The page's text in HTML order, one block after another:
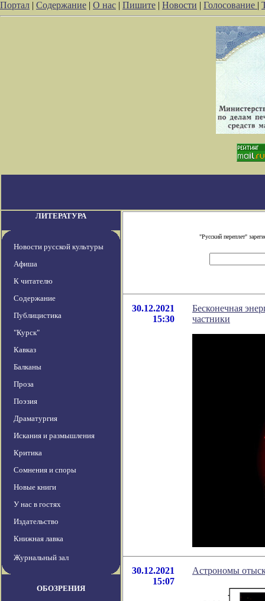
Портал | Содержание | О нас | Пишите | Новости | Голосование |
ЛИТЕРАТУРА
Новости русской культуры
Афиша
К читателю
Содержание
Публицистика
"Курск"
Кавказ
Балканы
Проза
Поэзия
Драматургия
Искания и размышления
Критика
Сомнения и споры
Новые книги
У нас в гостях
Издательство
Книжная лавка
Журнальный зал
ОБОЗРЕНИЯ
"Русский переплет"
30.12.2021
15:30
Бесконечная
частники
30.12.2021
15:07
Астрономы